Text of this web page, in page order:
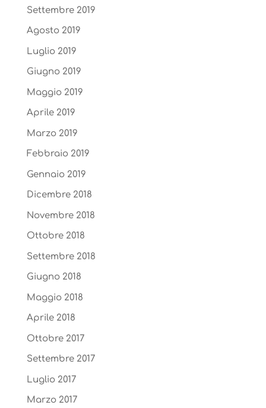
Settembre 2019
Agosto 2019
Luglio 2019
Giugno 2019
Maggio 2019
Aprile 2019
Marzo 2019
Febbraio 2019
Gennaio 2019
Dicembre 2018
Novembre 2018
Ottobre 2018
Settembre 2018
Giugno 2018
Maggio 2018
Aprile 2018
Ottobre 2017
Settembre 2017
Luglio 2017
Marzo 2017